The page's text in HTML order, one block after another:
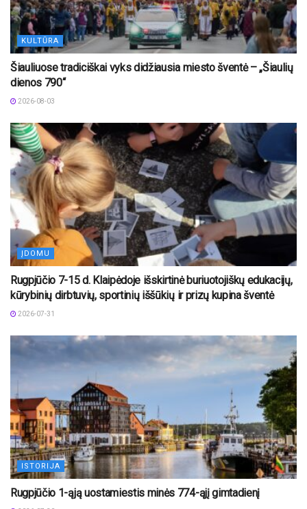
KULTŪRA
Šiauliuose tradiciškai vyks didžiausia miesto šventė – „Šiaulių
dienos 790“
2026-08-03
ĮDOMU
Rugpjūčio 7-15 d. Klaipėdoje išskirtinė buriuotojiškų edukacijų,
kūrybinių dirbtuvių, sportinių iššūkių ir prizų kupina šventė
2026-07-31
ISTORIJA
Rugpjūčio 1-ąją uostamiestis minės 774-ąjį gimtadienį